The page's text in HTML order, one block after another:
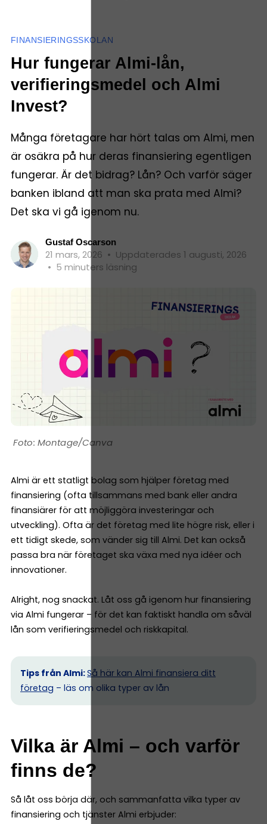
FINANSIERINGSSKOLAN
Hur fungerar Almi-lån,
verifieringsmedel och Almi
Invest?
Många företagare har hört talas om Almi, men
är osäkra på hur deras finansiering egentligen
fungerar. Är det bidrag? Lån? Och varför säger
banken ibland att man ska prata med Almi?
Det ska vi gå igenom nu.
Gustaf Oscarson
21 mars, 2026 • Uppdaterades 1 augusti, 2026
• 5 minuters läsning
Montage/Canva
Almi är ett statligt bolag som hjälper företag med
finansiering (ofta tillsammans med bank eller andra
finansiärer för att möjliggöra investeringar och
utveckling). Ofta är det företag med lite högre risk, eller i
ett tidigt skede, som vänder sig till Almi. Det kan också
passa bra när företaget ska växa med nya idéer och
innovationer.
Alright, nog snackat. Låt oss gå igenom hur finansiering
via Almi fungerar – för det kan faktiskt handla om såväl
lån som verifieringsmedel och riskkapital.
Tips från Almi:Så här kan Almi finansiera ditt
företag – läs om olika typer av lån
Vilka är Almi – och varför
finns de?
Så låt oss börja där, och sammanfatta vilka typer av
finansiering och tjänster Almi erbjuder: